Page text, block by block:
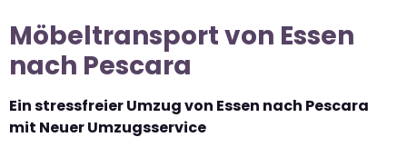
Möbeltransport von Essen
nach Pescara
Ein stressfreier Umzug von Essen nach Pescara
mit Neuer Umzugsservice